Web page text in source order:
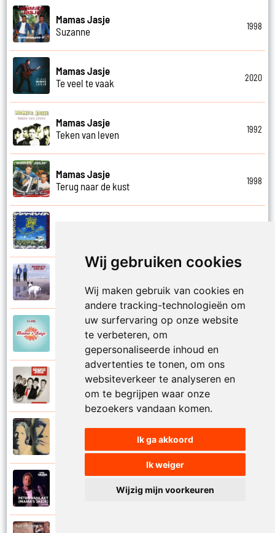
Wij gebruiken cookies
Wij maken gebruik van cookies en
andere tracking-technologieën om
uw surfervaring op onze website
te verbeteren, om
gepersonaliseerde inhoud en
advertenties te tonen, om ons
websiteverkeer te analyseren en
om te begrijpen waar onze
bezoekers vandaan komen.
Ik ga akkoord
Ik weiger
Wijzig mijn voorkeuren
Mamas Jasje
Suzanne
1998
Mamas Jasje
Te veel te vaak
2020
Mamas Jasje
Teken van leven
1992
Mamas Jasje
Terug naar de kust
1998
Thuis ben
Mamas Jasje
Mamas Jasje
Tot aan de maan en terug
Mamas Jasje